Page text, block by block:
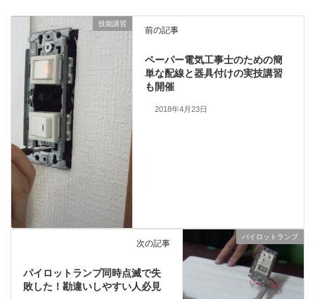
技能講習
前の記事
ペーパー電気工事士のための簡
単な配線と器具付けの実技講習
も開催
2018年4月23日
パイロットランプ
次の記事
パイロットランプ同時点滅で失
敗した！勘違いしやすい人必見